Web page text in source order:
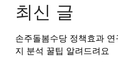
최신 글
손주돌봄수당 정책효과
지 분석 꿀팁 알려드려요